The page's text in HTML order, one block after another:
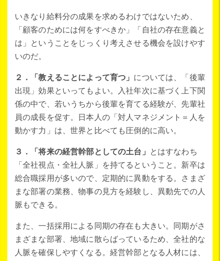
いきなり給料分の成果を求めるわけではないため、
「顧客のためには何をすべきか」「自社の存在意義と
は」ということをじっくり考えさせる機会を設けやす
いのだ。
２．「教えることによって育つ」 については、「後輩
出現」効果といってもよい。入社年次に基づく上下関
係の中で、若いうちから後輩を育てる経験が、先輩社
員の成長を促す。日本人の「対人マネジメント＝人を
動かす力」は、世界と比べても圧倒的に高い。
３．「将来の経営幹部としての土台」
とはすなわち
「全社視点・全社人脈」を持てるということ。新卒は
総合職採用が多いので、定期的に異動をする。さまざ
まな部署の業務、物事の見方を経験し、異動先での人
脈もできる。
また、一括採用による同期の存在も大きい。同期がさ
まざまな部署、地域に散らばっているため、全社的な
人脈を確保しやすくなる。経営幹部となる人材には、